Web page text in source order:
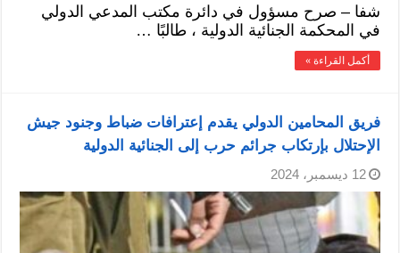
شفا – صرح مسؤول في دائرة مكتب المدعي الدولي
في المحكمة الجنائية الدولية ، طالبًا …
أكمل القراءة »
فريق المحامين الدولي يقدم إعترافات ضباط وجنود جيش
الإحتلال بإرتكاب جرائم حرب إلى الجنائية الدولية
12 ديسمبر، 2024